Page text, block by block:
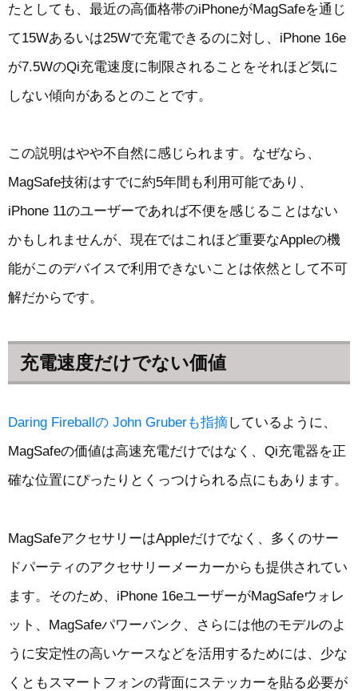
たとしても、最近の高価格帯のiPhoneがMagSafeを通じ
て15Wあるいは25Wで充電できるのに対し、iPhone 16e
が7.5WのQi充電速度に制限されることをそれほど気に
しない傾向があるとのことです。
この説明はやや不自然に感じられます。なぜなら、
MagSafe技術はすでに約5年間も利用可能であり、
iPhone 11のユーザーであれば不便を感じることはない
かもしれませんが、現在ではこれほど重要なAppleの機
能がこのデバイスで利用できないことは依然として不可
解だからです。
充電速度だけでない価値
Daring Fireballの John Gruberも指摘しているように、
MagSafeの価値は高速充電だけではなく、Qi充電器を正
確な位置にぴったりとくっつけられる点にもあります。
MagSafeアクセサリーはAppleだけでなく、多くのサー
ドパーティのアクセサリーメーカーからも提供されてい
ます。そのため、iPhone 16eユーザーがMagSafeウォレ
ット、MagSafeパワーバンク、さらには他のモデルのよ
うに安定性の高いケースなどを活用するためには、少な
くともスマートフォンの背面にステッカーを貼る必要が